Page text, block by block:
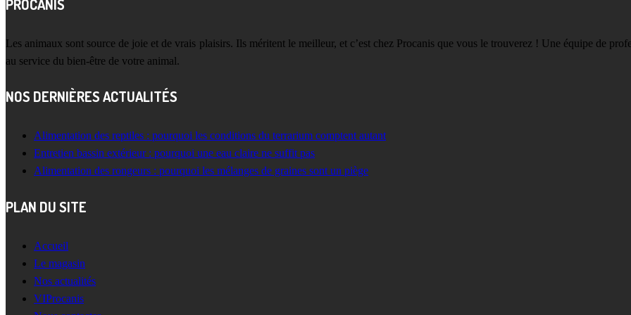
PROCANIS
Les animaux sont source de joie et de vrais plaisirs. Ils méritent le meilleur, et c’est chez Procanis que vous le trouverez ! Une équipe de
au service du bien-être de votre animal.
NOS DERNIÈRES ACTUALITÉS
Alimentation des reptiles : pourquoi les conditions du terrarium comptent autant
Entretien bassin extérieur : pourquoi une eau claire ne suffit pas
Alimentation des rongeurs : pourquoi les mélanges de graines sont un piège
PLAN DU SITE
Accueil
Le magasin
Nos actualités
VIProcanis